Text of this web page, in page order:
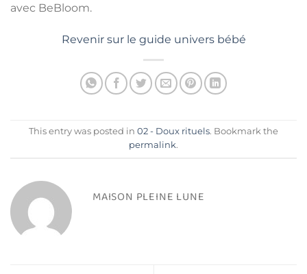
avec BeBloom.
Revenir sur le guide univers bébé
This entry was posted in 02 - Doux rituels. Bookmark the
permalink.
MAISON PLEINE LUNE